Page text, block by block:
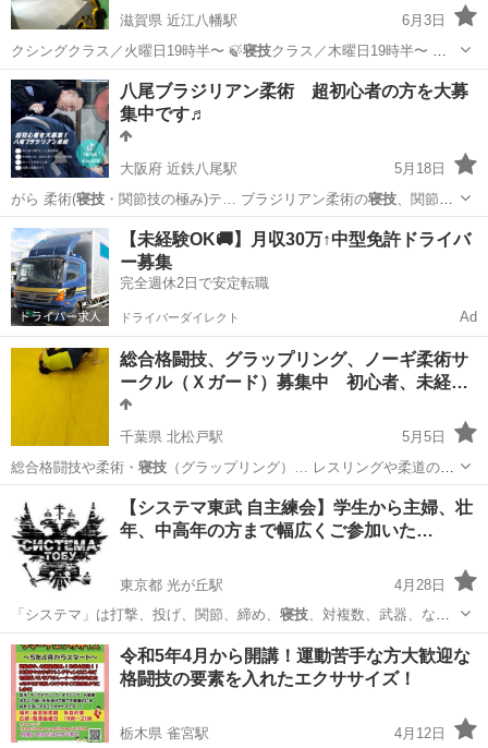
滋賀県 近江八幡駅
6月3日
クシングクラス／火曜日19時半〜 🍃寝技クラス／木曜日19時半〜 🌿
柔術クラ…
滋賀 近江八幡市 近江八幡駅 空手/他格闘技
キックボクシング
八尾ブラジリアン柔術 超初心者の方を大募
集中です♬
大阪府 近鉄八尾駅
5月18日
がら 柔術(寝技・関節技の極み)テ… ブラジリアン柔術の寝技、関節技
を習得出来…
大阪 八尾市 近鉄八尾駅 空手/他格闘技
ブラジリアン柔術
【未経験OK🚚】月収30万↑中型免許ドライバ
ー募集
完全週休2日で安定転職
ドライバーダイレクト Ad
総合格闘技、グラップリング、ノーギ柔術サ
ークル（Ｘガード）募集中 初心者、未経…
千葉県 北松戸駅
5月5日
総合格闘技や柔術・ 寝技（グラップリング）… レスリングや柔道の寝
技に近い競技です。 … る人 ・柔術や寝技に興味のある人 …
空手/他格闘技 グラップリング
【システマ東武 自主練会】学生から主婦、壮
年、中高年の方まで幅広くご参加いた…
東京都 光が丘駅
4月28日
「システマ」は打撃、投げ、関節、締め、 寝技、対複数、武器、など
のあらゆる状況に対…
東京 練馬区 光が丘駅 空手/他格闘技 システマ
令和5年4月から開講！運動苦手な方大歓迎な
格闘技の要素を入れたエクササイズ！
栃木県 雀宮駅
4月12日